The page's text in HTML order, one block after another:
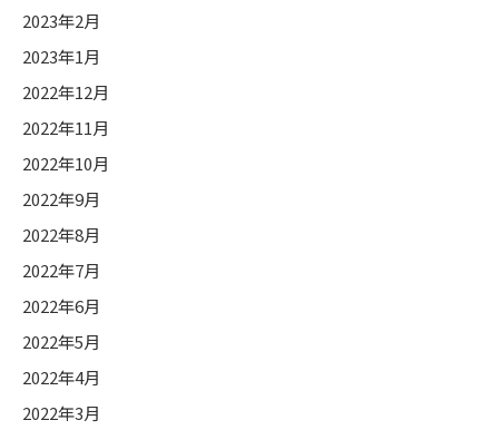
2023年2月
2023年1月
2022年12月
2022年11月
2022年10月
2022年9月
2022年8月
2022年7月
2022年6月
2022年5月
2022年4月
2022年3月